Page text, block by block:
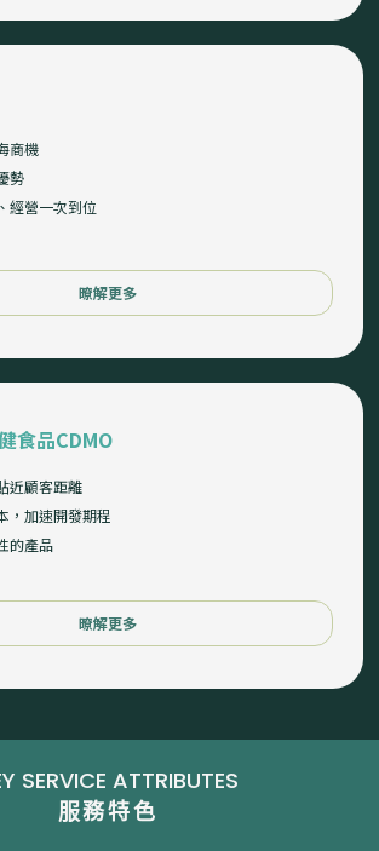
商機
勢
經營一次到位
暸解更多
食品CDMO
近顧客距離
，加速開發期程
的產品
暸解更多
SERVICE ATTRIBUTES
服務特色